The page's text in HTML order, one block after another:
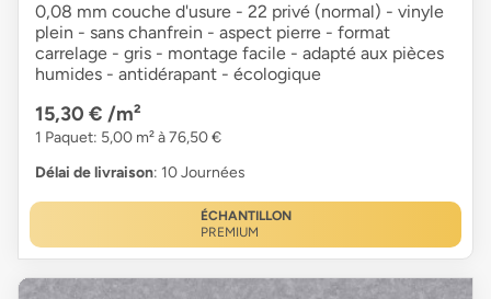
0,08 mm couche d'usure - 22 privé (normal) - vinyle
plein - sans chanfrein - aspect pierre - format
carrelage - gris - montage facile - adapté aux pièces
humides - antidérapant - écologique
15,30 € /m²
1 Paquet: 5,00 m² à 76,50 €
Délai de livraison: 10 Journées
ÉCHANTILLON
PREMIUM